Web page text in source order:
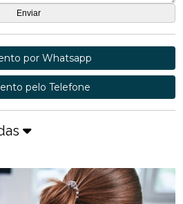
por Whatsapp
pelo Telefone